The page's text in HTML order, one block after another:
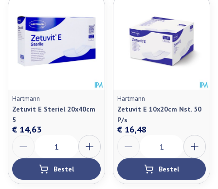
Hartmann
Zetuvit E Steriel 20x40cm
5
€ 14,63
Bestel
Hartmann
Zetuvit E 10x20cm Nst. 50
P/s
€ 16,48
Bestel